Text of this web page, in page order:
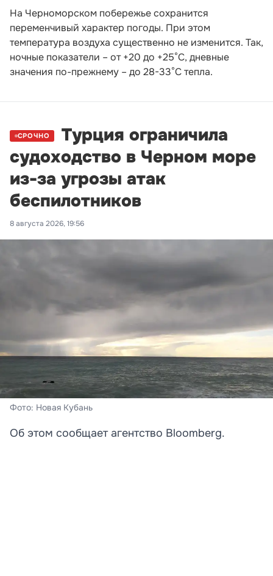
На Черноморском побережье сохранится
переменчивый характер погоды. При этом
температура воздуха существенно не изменится. Так,
ночные показатели – от +20 до +25°С, дневные
значения по-прежнему – до 28-33°С тепла.
СРОЧНО
Турция ограничила
судоходство в Черном море
из-за угрозы атак
беспилотников
8 августа 2026, 19:56
Фото: Новая Кубань
Об этом сообщает агентство Bloomberg.